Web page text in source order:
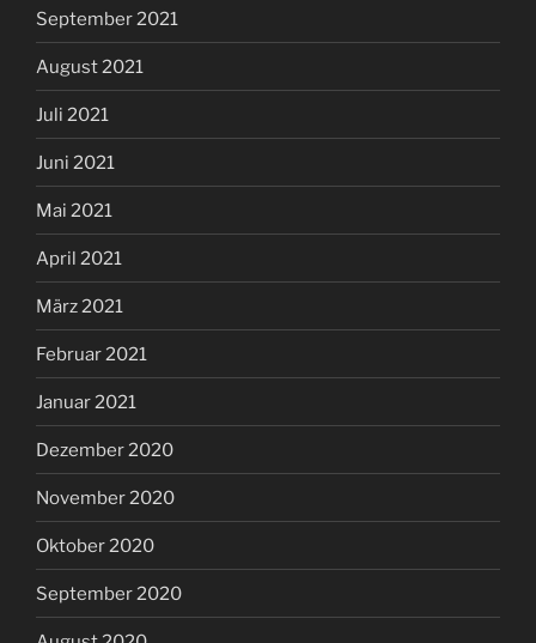
September 2021
August 2021
Juli 2021
Juni 2021
Mai 2021
April 2021
März 2021
Februar 2021
Januar 2021
Dezember 2020
November 2020
Oktober 2020
September 2020